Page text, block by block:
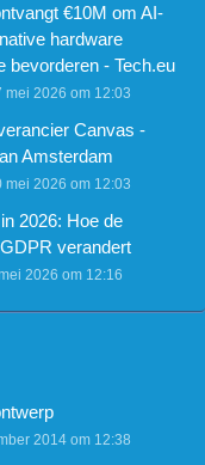
€10M om AI-
hardware
bevorderen - Tech.eu
mei 2026 om 12:03
Canvas -
Amsterdam
mei 2026 om 12:03
2026: Hoe de
verandert
2026 om 12:16
2014 om 12:38